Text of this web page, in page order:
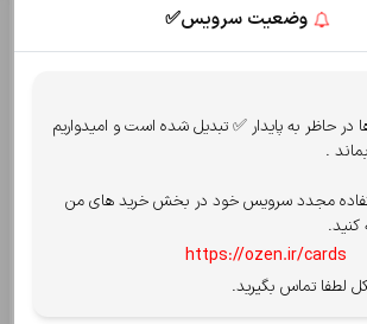
2,570,000تومان
بک پس از پرداخت :
کارت به کارت
وضعیت سرویس✅
حاظر به پایدار ✅ تبدیل شده است و امیدواریم
.
مجدد سرویس خود در بخش خرید های من
کنید.
https://ozen.ir/cards
لطفا تماس بگیرید.